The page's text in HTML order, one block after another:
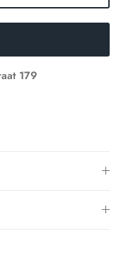
179